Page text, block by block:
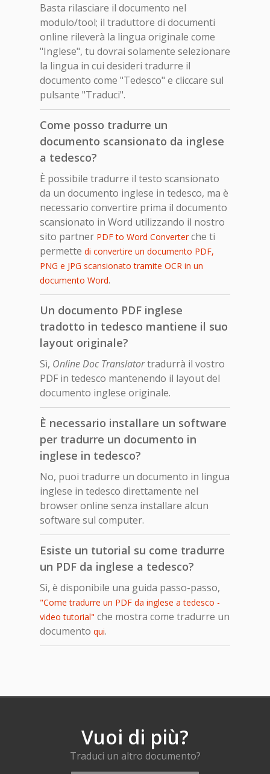
Basta rilasciare il documento nel
modulo/tool; il traduttore di documenti
online rileverà la lingua originale come
"Inglese", tu dovrai solamente selezionare
la lingua in cui desideri tradurre il
documento come "Tedesco" e cliccare sul
pulsante "Traduci".
Come posso tradurre un
documento scansionato da inglese
a tedesco?
È possibile tradurre il testo scansionato
da un documento inglese in tedesco, ma è
necessario convertire prima il documento
scansionato in Word utilizzando il nostro
sito partner PDF to Word Converterche ti
permette di convertire un documento PDF,
PNG e JPG scansionato tramite OCR in un
documento Word.
Un documento PDF inglese
tradotto in tedesco mantiene il suo
layout originale?
Sì, Online Doc Translatortradurrà il vostro
PDF in tedesco mantenendo il layout del
documento inglese originale.
È necessario installare un software
per tradurre un documento in
inglese in tedesco?
No, puoi tradurre un documento in lingua
inglese in tedesco direttamente nel
browser online senza installare alcun
software sul computer.
Esiste un tutorial su come tradurre
un PDF da inglese a tedesco?
Sì, è disponibile una guida passo-passo,
"Come tradurre un PDF da inglese a tedesco -
video tutorial" che mostra come tradurre un
documento qui.
Vuoi di più?
Traduci un altro documento?